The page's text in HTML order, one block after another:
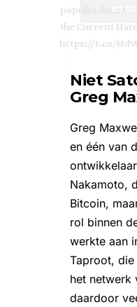
populist desire
the Current
https://t.co/
en
Niet
Greg
Greg
en één van
Nakamoto,
Bitcoin,
rol binnen
werkte aan
Taproot,
het netwerk
daardoor